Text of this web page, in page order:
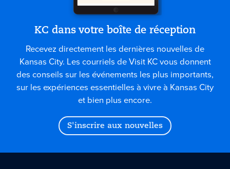
KC dans votre boîte de réception
Recevez directement les dernières nouvelles de
Kansas City. Les courriels de Visit KC vous donnent
des conseils sur les événements les plus importants,
sur les expériences essentielles à vivre à Kansas City
et bien plus encore.
S'inscrire aux nouvelles